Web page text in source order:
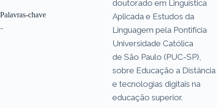
Palavras-chave
-
doutorado em Linguística
Aplicada e Estudos da
Linguagem pela Pontifícia
Universidade Católica
de São Paulo (PUC-SP),
sobre Educação a Distância
e tecnologias digitais na
educação superior.